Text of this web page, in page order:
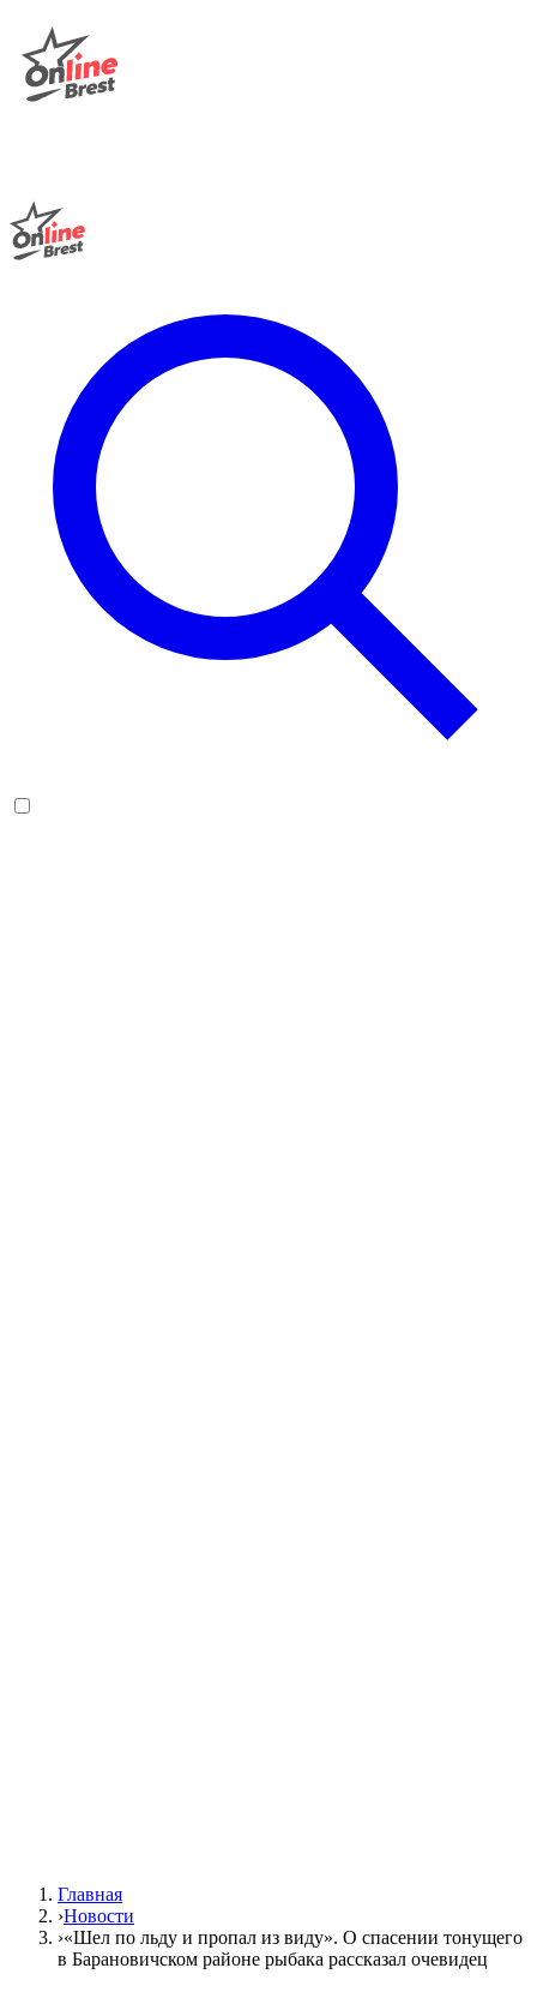
Главная
›Новости
›«Шел по льду и пропал из виду». О спасении тонущего
в Барановичском районе рыбака рассказал очевидец